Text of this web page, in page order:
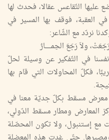
عليها التّقاعس عقالا، فحدث لها
العقبة، فوقف بها المسير في
نردّد مع الشّاعر:
ولاَ رَجَعَ الحِمــــــارُ
في التّفكير عن وسيلة لحلّ
فكلّ المحاولات التي قام بها
معرض مسقط بكلّ جديّة معنا في
المعارض ومطار مسقط الدّولي،
مع إستنبول، ولا تكون المحصّلة